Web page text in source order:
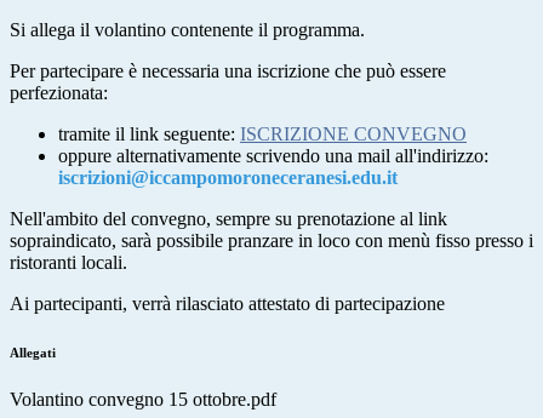
Si allega il volantino contenente il programma.
Per partecipare è necessaria una iscrizione che può essere
perfezionata:
tramite il link seguente: ISCRIZIONE CONVEGNO
oppure alternativamente scrivendo una mail all'indirizzo:
iscrizioni@iccampomoroneceranesi.edu.it
Nell'ambito del convegno, sempre su prenotazione al link
sopraindicato, sarà possibile pranzare in loco con menù fisso presso i
ristoranti locali.
Ai partecipanti, verrà rilasciato attestato di partecipazione
Allegati
Volantino convegno 15 ottobre.pdf